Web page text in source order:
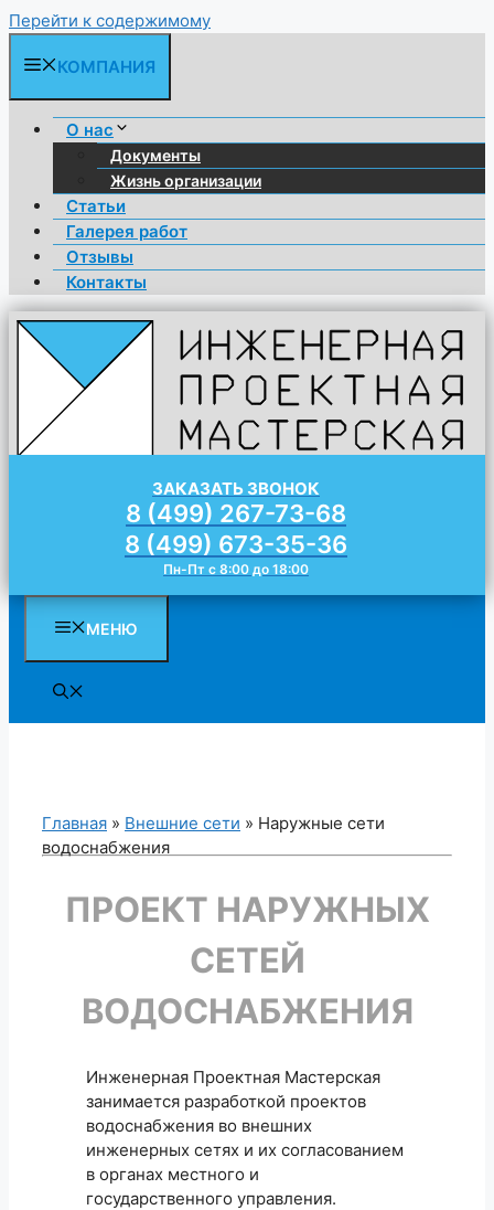
Перейти к содержимому
КОМПАНИЯ
О нас
Документы
Жизнь организации
Статьи
Галерея работ
Отзывы
Контакты
ЗАКАЗАТЬ ЗВОНОК
8 (499) 267-73-68
8 (499) 673-35-36
Пн-Пт с 8:00 до 18:00
МЕНЮ
Главная » Внешние сети » Наружные сети
водоснабжения
ПРОЕКТ НАРУЖНЫХ
СЕТЕЙ
ВОДОСНАБЖЕНИЯ
Инженерная Проектная Мастерская
занимается разработкой проектов
водоснабжения во внешних
инженерных сетях и их согласованием
в органах местного и
государственного управления.